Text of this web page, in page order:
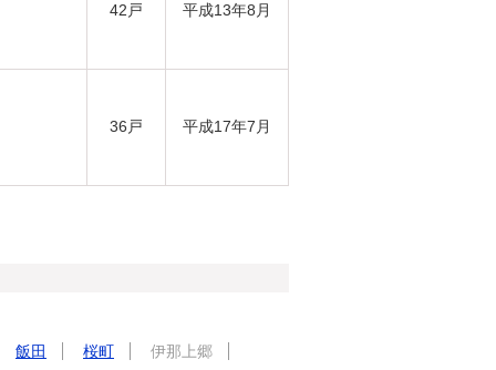
42戸 平成13年8月
36戸 平成17年7月
飯田 桜町
伊那上郷